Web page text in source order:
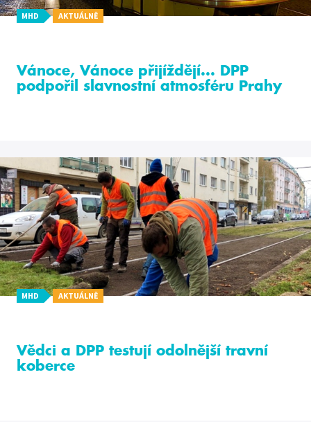
MHD AKTUÁLNĚ
Vánoce, Vánoce přijíždějí... DPP
podpořil slavnostní atmosféru Prahy
MHD AKTUÁLNĚ
Vědci a DPP testují odolnější travní
koberce